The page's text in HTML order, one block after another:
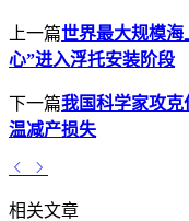
上一篇世界最大规模海
心”进入浮托安装阶段
下一篇我国科学家攻克
温减产损失
相关文章